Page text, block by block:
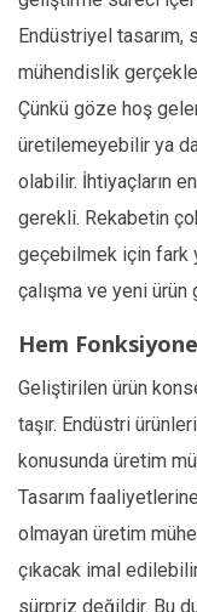
Endüstriyel tasarım,
mühendislik
Çünkü göze hoş
üretilemeyebilir ya
olabilir. İhtiyaçların
gerekli. Rekabetin
geçebilmek için fark
çalışma ve yeni ürün
Hem
Geliştirilen ürün
taşır. Endüstri
konusunda üretim
Tasarım
olmayan üretim
çıkacak imal
sürpriz değildir. Bu